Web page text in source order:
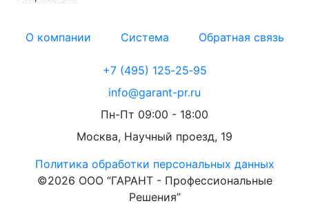
О компании Система Обратная связь
+7 (495) 125‑25‑95
info@garant-pr.ru
Пн-Пт 09:00 - 18:00
Москва, Научный проезд, 19
Политика обработки персональных данных
©2026 ООО “ГАРАНТ - Профессиональные
Решения”